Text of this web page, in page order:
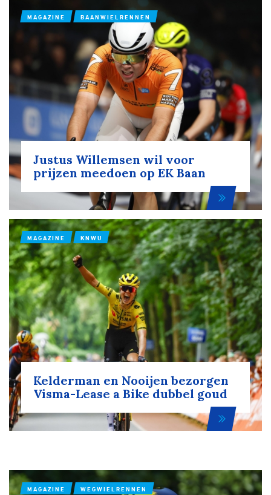
MAGAZINE BAANWIELRENNEN
Justus Willemsen wil voor
prijzen meedoen op EK Baan
MAGAZINE KNWU
Kelderman en Nooijen bezorgen
Visma-Lease a Bike dubbel goud
MAGAZINE WEGWIELRENNEN